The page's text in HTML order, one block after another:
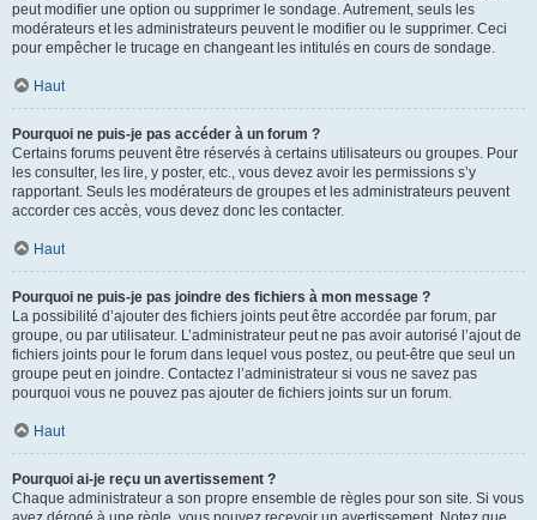
peut modifier une option ou supprimer le sondage. Autrement, seuls les
modérateurs et les administrateurs peuvent le modifier ou le supprimer. Ceci
pour empêcher le trucage en changeant les intitulés en cours de sondage.
Haut
Pourquoi ne puis-je pas accéder à un forum ?
Certains forums peuvent être réservés à certains utilisateurs ou groupes. Pour
les consulter, les lire, y poster, etc., vous devez avoir les permissions s’y
rapportant. Seuls les modérateurs de groupes et les administrateurs peuvent
accorder ces accès, vous devez donc les contacter.
Haut
Pourquoi ne puis-je pas joindre des fichiers à mon message ?
La possibilité d’ajouter des fichiers joints peut être accordée par forum, par
groupe, ou par utilisateur. L’administrateur peut ne pas avoir autorisé l’ajout de
fichiers joints pour le forum dans lequel vous postez, ou peut-être que seul un
groupe peut en joindre. Contactez l’administrateur si vous ne savez pas
pourquoi vous ne pouvez pas ajouter de fichiers joints sur un forum.
Haut
Pourquoi ai-je reçu un avertissement ?
Chaque administrateur a son propre ensemble de règles pour son site. Si vous